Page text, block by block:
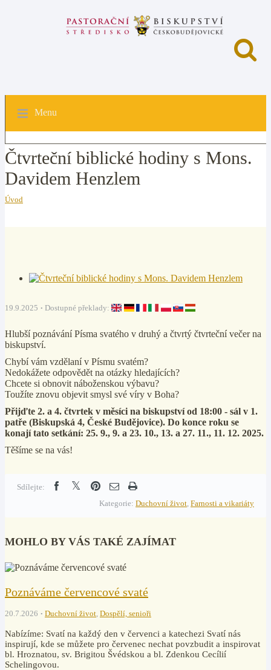
Menu
Čtvrteční biblické hodiny s Mons.
Davidem Henzlem
Úvod
19.9.2025 Dostupné překlady:
Hlubší poznávání Písma svatého v druhý a čtvrtý čtvrteční večer na
biskupství.
Chybí vám vzdělaní v Písmu svatém?
Nedokážete odpovědět na otázky hledajících?
Chcete si obnovit náboženskou výbavu?
Toužíte znovu objevit smysl své víry v Boha?
Přijďte 2. a 4. čtvrtek v měsíci na biskupství od 18:00 - sál v 1.
patře (Biskupská 4, České Budějovice). Do konce roku se
konají tato setkání: 25. 9., 9. a 23. 10., 13. a 27. 11., 11. 12. 2025.
Těšíme se na vás!
Sdílejte:
Kategorie: Duchovní život, Farnosti a vikariáty
MOHLO BY VÁS TAKÉ ZAJÍMAT
Poznáváme červencové svaté
20.7.2026 Duchovní život, Dospělí, senioři
Nabízíme: Svatí na každý den v červenci a katechezi Svatí nás
inspirují, kde se můžete pro červenec nechat povzbudit a inspirovat
bl. Hroznatou, sv. Brigitou Švédskou a bl. Zdenkou Cecílií
Schelingovou.